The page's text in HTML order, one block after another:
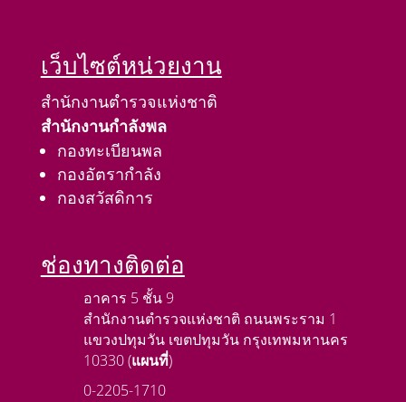
เว็บไซต์หน่วยงาน
สำนักงานตำรวจแห่งชาติ
สำนักงานกำลังพล
กองทะเบียนพล
กองอัตรากำลัง
กองสวัสดิการ
ช่องทางติดต่อ
อาคาร 5 ชั้น 9
สำนักงานตำรวจแห่งชาติ ถนนพระราม 1
แขวงปทุมวัน เขตปทุมวัน กรุงเทพมหานคร
10330 (แผนที่)
0-2205-1710